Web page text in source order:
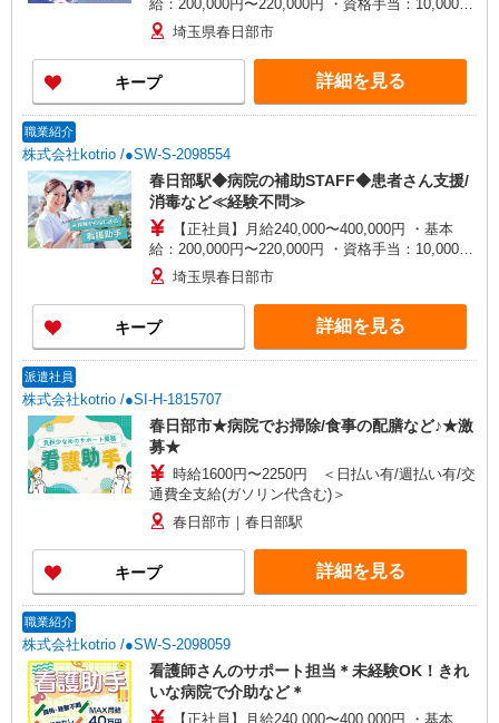
給：200,000円〜220,000円 ・資格手当：10,000〜
30,000円 ・役職手当：10,000〜70,000円 ・処遇改
善手当：20,000〜60,000円（勤続年数、保有資格
により変動） ・固定残業手当：20,000円（10時
間） ※固定残業時間を超過する場合には超過勤務
手当として別途支給 ・夜勤手当：10,000円/1回
歓迎 ・認知症介護基礎研修 ・初任者研修 ・実務
者研修 ・介護福祉士 など
埼玉県春日部市
キープ 詳細を見る
職業紹介
株式会社kotrio /●SW-S-2098554
春日部駅◆病院の補助STAFF◆患者さん支援/
消毒など≪経験不問≫
【正社員】月給240,000〜400,000円 ・基本
給：200,000円〜220,000円 ・資格手当：10,000〜
30,000円 ・役職手当：10,000〜70,000円 ・処遇改
善手当：20,000〜60,000円（勤続年数、保有資格
により変動） ・固定残業手当：20,000円（10時
間） ※固定残業時間を超過する場合には超過勤務
手当として別途支給 ・夜勤手当：10,000円/1回
歓迎 ・認知症介護基礎研修 ・初任者研修 ・実務
者研修 ・介護福祉士 など
埼玉県春日部市
キープ 詳細を見る
派遣社員
株式会社kotrio /●SI-H-1815707
春日部市★病院でお掃除/食事の配膳など♪★激
募★
時給1600円〜2250円 ＜日払い有/週払い有/交
通費全支給(ガソリン代含む)＞
春日部市｜春日部駅
キープ 詳細を見る
職業紹介
株式会社kotrio /●SW-S-2098059
看護師さんのサポート担当＊未経験OK！きれ
いな病院で介助など＊
【正社員】月給240,000〜400,000円 ・基本